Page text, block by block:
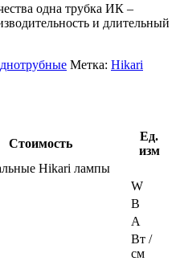
одна трубка ИК –
и длительный
Метка: Hikari
Стоимость
Ед.
изм
Hikari лампы
W
В
A
Вт /
см